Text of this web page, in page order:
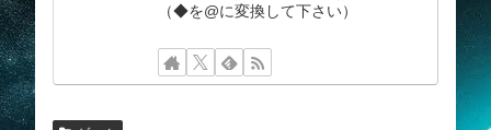
（◆を@に変換して下さい）